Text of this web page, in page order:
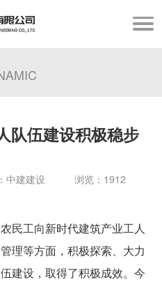
队伍建设积极稳步
中建建设 浏览：1912
民工向新时代建筑产业工人
理等方面，积极探索、大力
建设，取得了积极成效。今